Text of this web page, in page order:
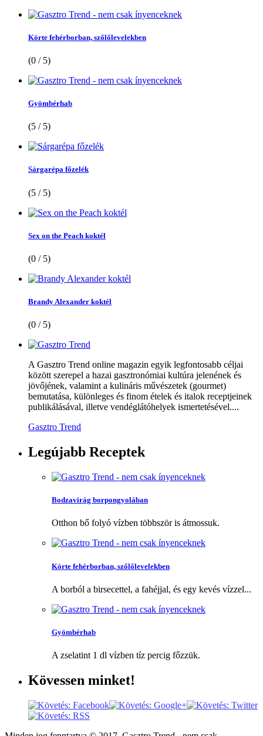
Körte fehérborban, szőlőlevelekben
(0 / 5)
Gyömbérhab
(5 / 5)
Sárgarépa főzelék
(5 / 5)
Sex on the Peach koktél
(0 / 5)
Brandy Alexander koktél
(0 / 5)
A Gasztro Trend online magazin egyik legfontosabb céljai
között szerepel a hazai gasztronómiai kultúra jelenének és
jövőjének, valamint a kulináris művészetek (gourmet)
bemutatása, különleges és finom ételek és italok receptjeinek
publikálásával, illetve vendéglátóhelyek ismertetésével....
Gasztro Trend
Legújabb Receptek
Bodzavirág borpongyolában
Otthon bő folyó vízben többször is átmossuk.
Körte fehérborban, szőlőlevelekben
A borból a birsecettel, a fahéjjal, és egy kevés vízzel...
Gyömbérhab
A zselatint 1 dl vízben tíz percig főzzük.
Kövessen minket!